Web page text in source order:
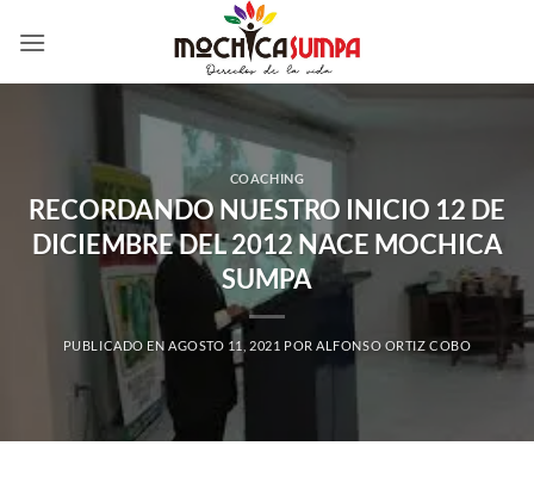
COACHING
RECORDANDO NUESTRO INICIO 12 DE
DICIEMBRE DEL 2012 NACE MOCHICA
SUMPA
PUBLICADO EN AGOSTO 11, 2021 PORALFONSO ORTIZ COBO